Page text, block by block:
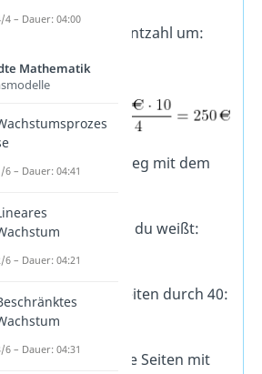
Wandle die Prozentzahl um:
Rechenweg mit dem
Schreibe auf, was du weißt:
Dividiere beide Seiten durch 40:
Multipliziere beide Seiten mit
4 – Dauer: 04:00
Mathematik
6 – Dauer: 04:41
6 – Dauer: 04:21
6 – Dauer: 04:31